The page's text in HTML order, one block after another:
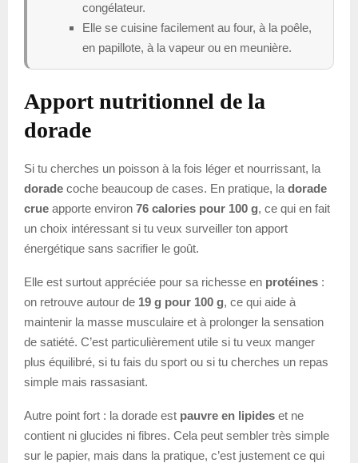
congélateur.
Elle se cuisine facilement au four, à la poêle,
en papillote, à la vapeur ou en meunière.
Apport nutritionnel de la
dorade
Si tu cherches un poisson à la fois léger et nourrissant, la
dorade coche beaucoup de cases. En pratique, la dorade
crue apporte environ 76 calories pour 100 g, ce qui en fait
un choix intéressant si tu veux surveiller ton apport
énergétique sans sacrifier le goût.
Elle est surtout appréciée pour sa richesse en protéines :
on retrouve autour de 19 g pour 100 g, ce qui aide à
maintenir la masse musculaire et à prolonger la sensation
de satiété. C’est particulièrement utile si tu veux manger
plus équilibré, si tu fais du sport ou si tu cherches un repas
simple mais rassasiant.
Autre point fort : la dorade est pauvre en lipides et ne
contient ni glucides ni fibres. Cela peut sembler très simple
sur le papier, mais dans la pratique, c’est justement ce qui